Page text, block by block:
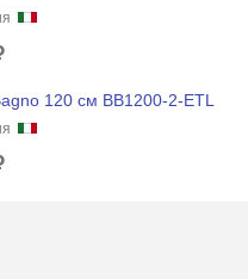
120 см BB1200-2-ETL